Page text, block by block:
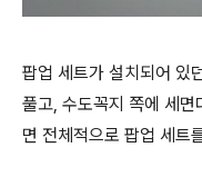
팝업 세트가 설치되어 있
풀고, 수도꼭지 쪽에 세
면 전체적으로 팝업 세트